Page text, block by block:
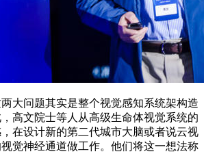
问题其实是整个视觉感知系统架构造
高文院士等人从高级生命体视觉系统的
在设计新的第二代城市大脑或者说云视
觉神经通道做工作。他们将这一想法称